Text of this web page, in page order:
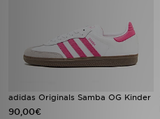
adidas Originals Samba OG Kinder
90,00€